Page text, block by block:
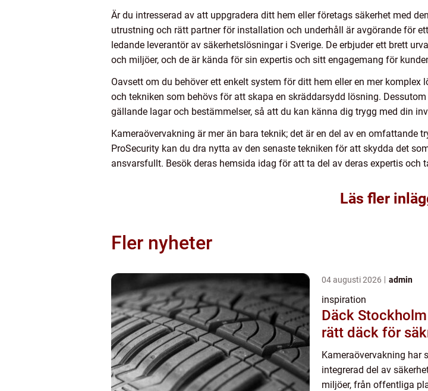
Är du intresserad av att uppgradera ditt hem eller företags säkerhet med
utrustning och rätt partner för installation och underhåll är avgörande för
ledande leverantör av säkerhetslösningar i Sverige. De erbjuder ett brett
och miljöer, och de är kända för sin expertis och sitt engagemang för
Oavsett om du behöver ett enkelt system för ditt hem eller en mer
och tekniken som behövs för att skapa en skräddarsydd lösning.
gällande lagar och bestämmelser, så att du kan känna dig trygg med din
Kameraövervakning är mer än bara teknik; det är en del av en omfattande
ProSecurity kan du dra nytta av den senaste tekniken för att skydda det
ansvarsfullt. Besök deras hemsida idag för att ta del av deras expertis och
Läs fler
Fler nyheter
04 augusti 2026 admin
inspiration
Däck
rätt däck för
Kameraövervakning har
integrerad del av
miljöer, från offentliga